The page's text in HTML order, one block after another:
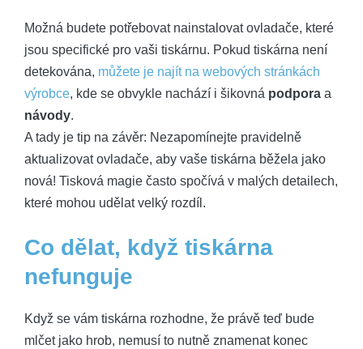
Možná budete potřebovat nainstalovat ovladače, které
jsou specifické pro vaši tiskárnu. Pokud tiskárna není
detekována, můžete je najít na webových stránkách
výrobce, kde se obvykle nachází i šikovná podpora a
návody.
A tady je tip na závěr: Nezapomínejte pravidelně
aktualizovat ovladače, aby vaše tiskárna běžela jako
nová! Tisková magie často spočívá v malých detailech,
které mohou udělat velký rozdíl.
Co dělat, když tiskárna
nefunguje
Když se vám tiskárna rozhodne, že právě teď bude
mlčet jako hrob, nemusí to nutně znamenat konec